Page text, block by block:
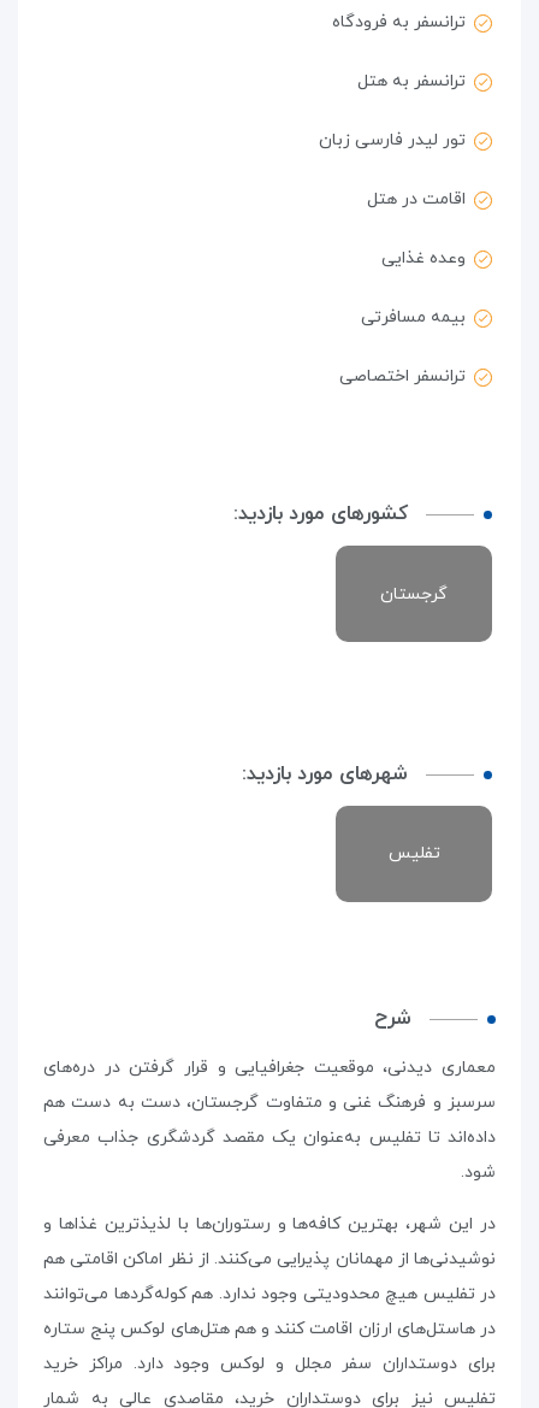
ترانسفر به فرودگاه
ترانسفر به هتل
تور لیدر فارسی زبان
اقامت در هتل
وعده غذایی
بیمه مسافرتی
ترانسفر اختصاصی
کشورهای مورد بازدید:
گرجستان
شهرهای مورد بازدید:
تفلیس
شرح
معماری دیدنی، موقعیت جغرافیایی و قرار گرفتن در دره‌های
سرسبز و فرهنگ غنی و متفاوت گرجستان، دست به دست هم
داده‌اند تا تفلیس به‌عنوان یک مقصد گردشگری جذاب معرفی
شود.
در این شهر، بهترین کافه‌ها و رستوران‌ها با لذیذترین غذاها و
نوشیدنی‌ها از مهمانان پذیرایی می‌کنند. از نظر اماکن اقامتی هم
در تفلیس هیچ محدودیتی وجود ندارد. هم کوله‌گردها می‌توانند
در هاستل‌های ارزان اقامت کنند و هم هتل‌های لوکس پنج ستاره
برای دوستداران سفر مجلل و لوکس وجود دارد. مراکز خرید
تفلیس نیز برای دوستداران خرید، مقاصدی عالی به شمار